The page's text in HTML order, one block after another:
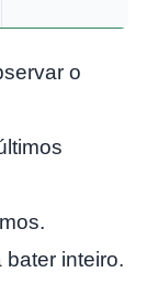
o
bater inteiro.